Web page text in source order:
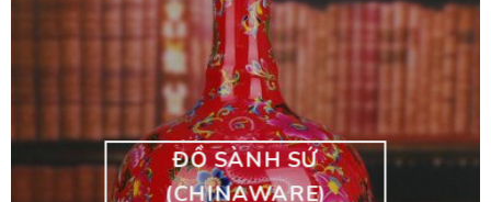
ĐỒ SÀNH SỨ
(CHINAWARE)